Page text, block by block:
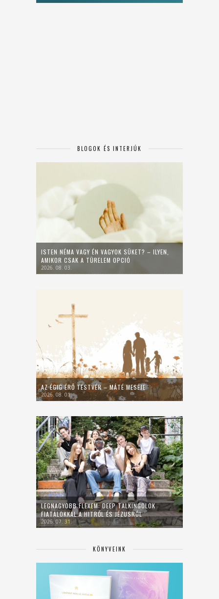
BLOGOK ÉS INTERJÚK
ISTEN NÉMA VAGY ÉN VAGYOK SÜKET? – ILYEN,
AMIKOR CSAK A TÜRELEM OPCIÓ
2026. 08. 03.
AZ ÉGIG ÉRŐ TESTVÉR – MÁTÉ MESÉJE
2026. 08. 01.
LEGNAGYOBB FLEXEM: DEEP TALKINGOLOK
FIATALOKKAL A HITRŐL ÉS JÉZUSRÓL
2026. 07. 31.
KÖNYVEINK